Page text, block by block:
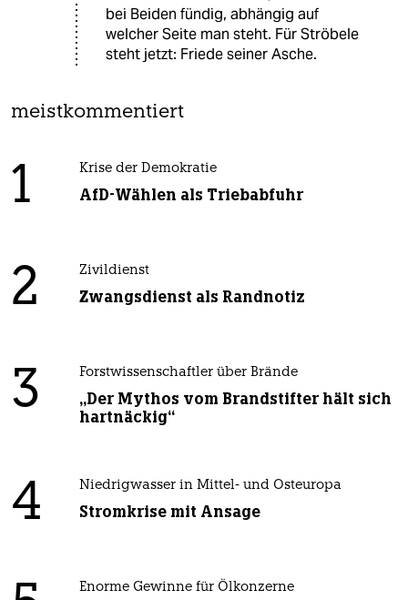
bei Beiden fündig, abhängig auf
welcher Seite man steht. Für Ströbele
steht jetzt: Friede seiner Asche.
meistkommentiert
1 Krise der Demokratie
AfD-Wählen als Triebabfuhr
2 Zivildienst
Zwangsdienst als Randnotiz
3 Forstwissenschaftler über Brände
„Der Mythos vom Brandstifter hält sich
hartnäckig“
4 Niedrigwasser in Mittel- und Osteuropa
Stromkrise mit Ansage
Enorme Gewinne für Ölkonzerne